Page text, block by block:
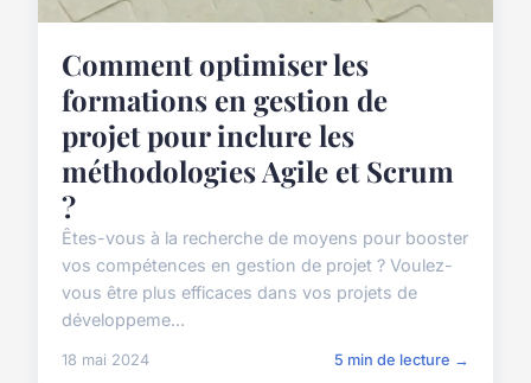
Comment optimiser les
formations en gestion de
projet pour inclure les
méthodologies Agile et Scrum
?
Êtes-vous à la recherche de moyens pour booster
vos compétences en gestion de projet ? Voulez-
vous être plus efficaces dans vos projets de
développeme...
18 mai 2024 5 min de lecture →